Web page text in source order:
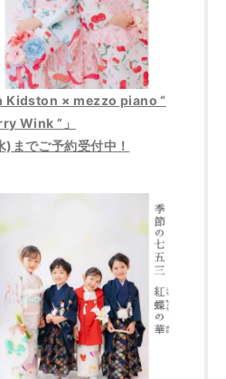
Kidston × mezzo piano “
Wink ”」
でご予約受付中！